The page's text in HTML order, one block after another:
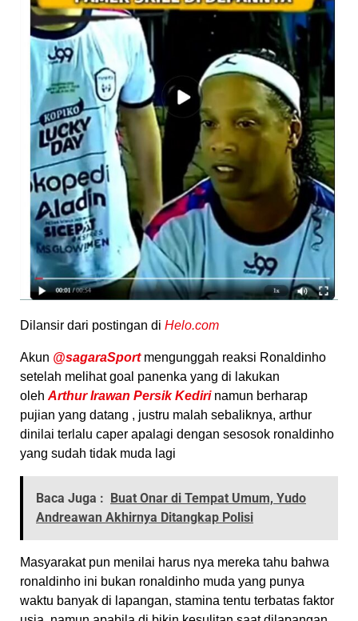
Dilansir dari postingan di Helo.com
Akun @sagaraSportmengunggah reaksi Ronaldinho
setelah melihat goal panenka yang di lakukan
oleh Arthur Irawan Persik Kediri namun berharap
pujian yang datang , justru malah sebaliknya, arthur
dinilai terlalu caper apalagi dengan sesosok ronaldinho
yang sudah tidak muda lagi
Baca Juga : Buat Onar di Tempat Umum, Yudo
Andreawan Akhirnya Ditangkap Polisi
Masyarakat pun menilai harus nya mereka tahu bahwa
ronaldinho ini bukan ronaldinho muda yang punya
waktu banyak di lapangan, stamina tentu terbatas faktor